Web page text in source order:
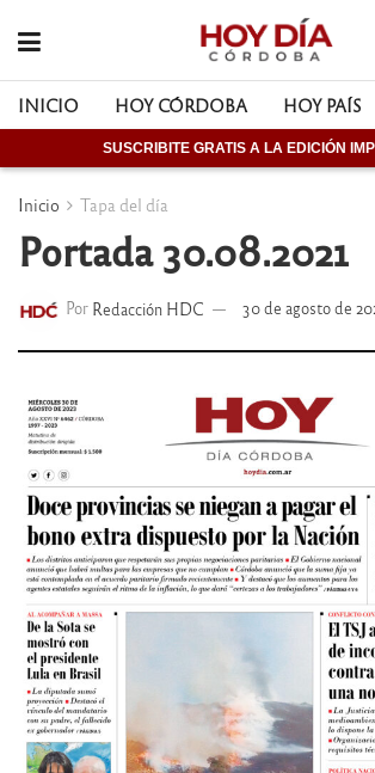
INICIO HOY CÓRDOBA HOY PAÍS
SUSCRIBITE GRATIS A LA EDICIÓN
Inicio Tapa del día
Portada 30.08.2021
Por Redacción HDC 30 de agosto de